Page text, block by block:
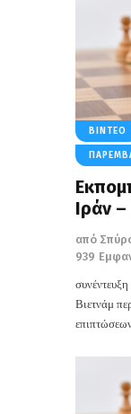
ΒΊΝΤΕΟ
Ιράν
από
939
Βιετνάμ